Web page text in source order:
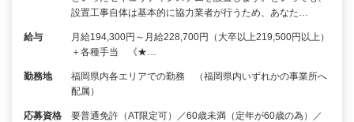
設置工事自体は基本的に協力業者が行うため、あなた…
給与
月給194,300円～月給228,700円（大卒以上219,500円以上）
＋各種手当 《★…
勤務地
福岡県内各エリアでの勤務 （福岡県内いずれかの事業所へ
配属）
応募資格
要普通免許（AT限定可）／60歳未満（定年が60歳の為）／